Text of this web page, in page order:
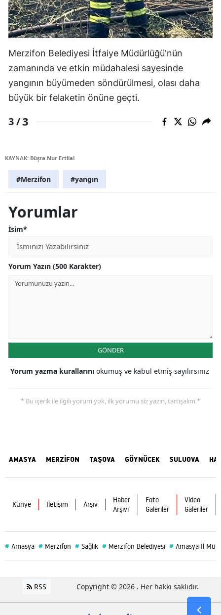
Merzifon Belediyesi İtfaiye Müdürlüğü'nün
zamanında ve etkin müdahalesi sayesinde
yangının büyümeden söndürülmesi, olası daha
büyük bir felaketin önüne geçti.
3 /3
KAYNAK: Büşra Nur Ertilal
#Merzifon #yangın
Yorumlar
İsim*
Yorum Yazın (500 Karakter)
GÖNDER
Yorum yazma kurallarını okumuş ve kabul etmiş sayılırsınız
* Bu içerik ile ilgili yorum yok, ilk yorumu siz yazın, tartışalım *
AMASYA MERZİFON TAŞOVA GÖYNÜCEK SULUOVA
Künye İletişim Arşiv
Haber
Arşivi
Foto
Galeriler
Video
Galeriler
# Amasya # Merzifon # Sağlık # Merzifon Belediyesi # Amasya İl
RSS Copyright © 2026 . Her hakkı saklıdır.